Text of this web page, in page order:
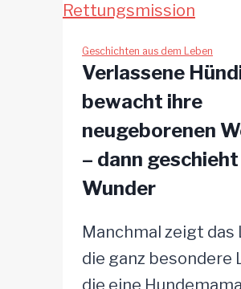
diese
Pitbull
Hündin
wieder
öffnen
Geschichten aus dem Leben
Verlassene
bewacht ihre
neugeborenen
– dann
Wunder
Manchmal zeigt das
die ganz besondere
die eine